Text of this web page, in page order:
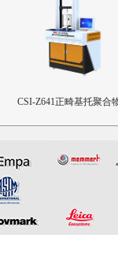
CSI-Z641正畸基托聚合
测试仪